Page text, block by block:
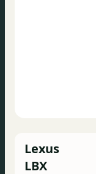
Lexus
LBX